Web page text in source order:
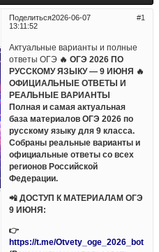
Поделиться 1
2026-06-07
13:11:52
Актуальные варианты и полные
ответы ОГЭ 🔥 ОГЭ 2026 ПО
РУССКОМУ ЯЗЫКУ — 9 ИЮНЯ 🔥
ОФИЦИАЛЬНЫЕ ОТВЕТЫ И
РЕАЛЬНЫЕ ВАРИАНТЫ
Полная и самая актуальная
база материалов ОГЭ 2026 по
русскому языку для 9 класса.
Собраны реальные варианты и
официальные ответы со всех
регионов Российской
Федерации.
📲 ДОСТУП К МАТЕРИАЛАМ ОГЭ
9 ИЮНЯ:
👉
https://t.me/Otvety_oge_2026_bot